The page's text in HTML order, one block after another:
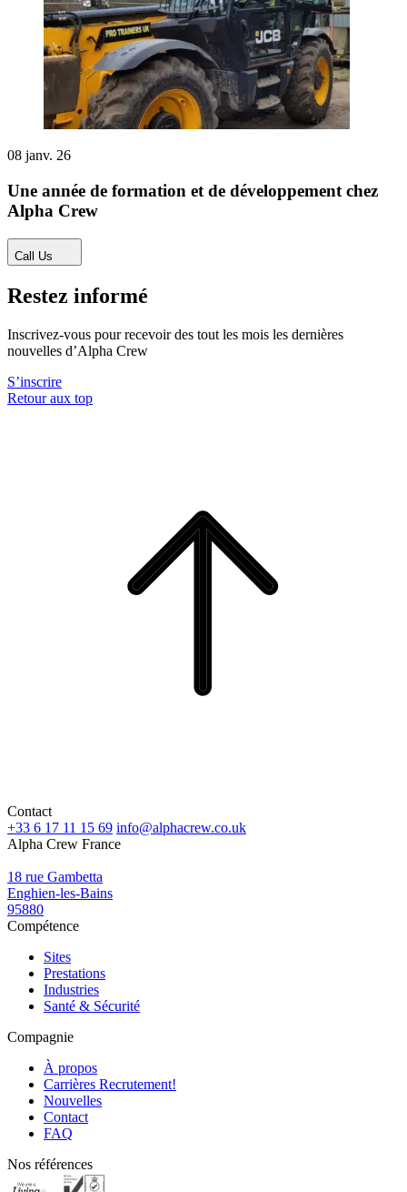
08 janv. 26
Une année de formation et de développement chez
Alpha Crew
Call Us
Restez informé
Inscrivez-vous pour recevoir des tout les mois les dernières
nouvelles d’Alpha Crew
S’inscrire
Retour aux top
Contact
+33 6 17 11 15 69 info@alphacrew.co.uk
Alpha Crew France
18 rue Gambetta
Enghien-les-Bains
95880
Compétence
Sites
Prestations
Industries
Santé & Sécurité
Compagnie
À propos
Carrières Recrutement!
Nouvelles
Contact
FAQ
Nos références